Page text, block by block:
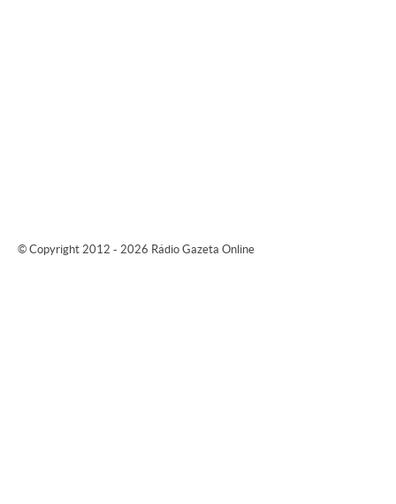
© Copyright 2012 - 2026 Rádio Gazeta Online